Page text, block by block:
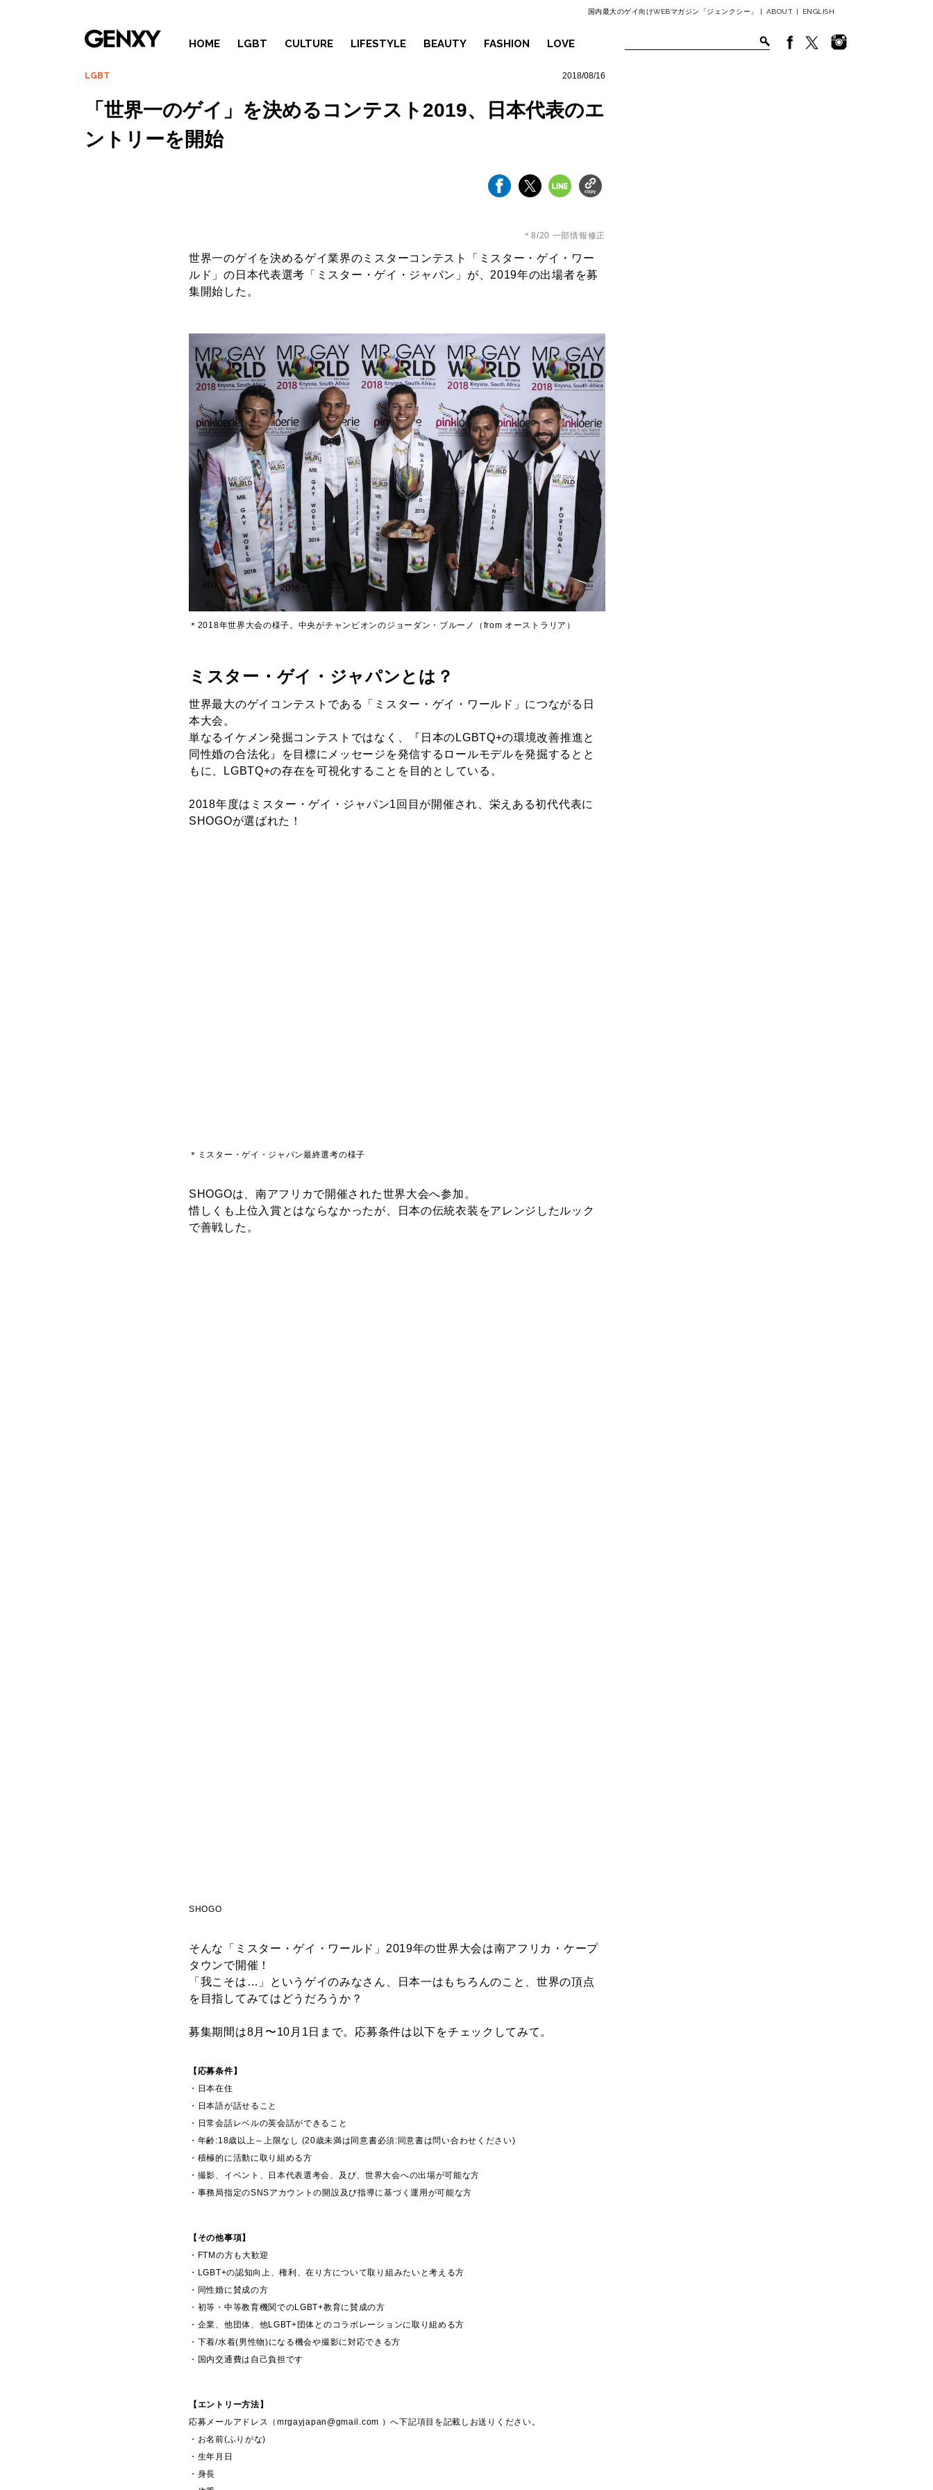
国内最大のゲイ向けWEBマガジン「ジェンクシー」 | ABOUT | ENGLISH
HOME LGBT CULTURE LIFESTYLE BEAUTY FASHION LOVE
LGBT 2018/08/16
「世界一のゲイ」を決めるコンテスト2019、日本代表のエ
ントリーを開始
＊8/20 一部情報修正
世界一のゲイを決めるゲイ業界のミスターコンテスト
「ミスター・ゲイ・ワー
ルド」の日本代表選考「 ミスター・ゲイ・ジャパン 」が、2019年の出場者を募
集開始した。
＊2018年世界大会の様子。中央がチャンピオンのジョーダン・ブルーノ（from オーストラリア）
ミスター・ゲイ・ジャパンとは？
世界最大のゲイコンテストである「ミスター・ゲイ・ワールド」につながる日
本大会。
単なるイケメン発掘コンテストではなく、『日本のLGBTQ+の環境改善推進と
同性婚の合法化』を目標にメッセージを発信するロールモデルを発掘するとと
もに、LGBTQ+の存在を可視化することを目的としている。
2018年度はミスター・ゲイ・ジャパン1回目が開催され、栄えある初代代表に
SHOGOが選ばれた！
＊ミスター・ゲイ・ジャパン最終選考の様子
SHOGOは、南アフリカで開催された世界大会へ参加。
惜しくも上位入賞とはならなかったが、日本の伝統衣装をアレンジしたルック
で善戦した。
SHOGO
そんな「ミスター・ゲイ・ワールド」2019年の世界大会は南アフリカ・ケープ
タウンで開催！
「我こそは…」というゲイのみなさん、日本一はもちろんのこと、世界の頂点
を目指してみてはどうだろうか？
募集期間は8月〜10月1日まで。応募条件は以下をチェックしてみて。
【応募条件】
・日本在住
・日本語が話せること
・日常会話レベルの英会話ができること
・年齢:18歳以上～上限なし (20歳未満は同意書必須:同意書は問い合わせください)
・積極的に活動に取り組める方
・撮影、イベント、日本代表選考会、及び、世界大会への出場が可能な方
・事務局指定のSNSアカウントの開設及び指導に基づく運用が可能な方
【その他事項】
・FTMの方も大歓迎
・LGBT+の認知向上、権利、在り方について取り組みたいと考える方
・同性婚に賛成の方
・初等・中等教育機関でのLGBT+教育に賛成の方
・企業、他団体、他LGBT+団体とのコラボレーションに取り組める方
・下着/水着(男性物)になる機会や撮影に対応できる方
・国内交通費は自己負担です
【エントリー方法】
応募メールアドレス（mrgayjapan@gmail.com ）へ下記項目を記載しお送りください。
・お名前(ふりがな)
・生年月日
・身長